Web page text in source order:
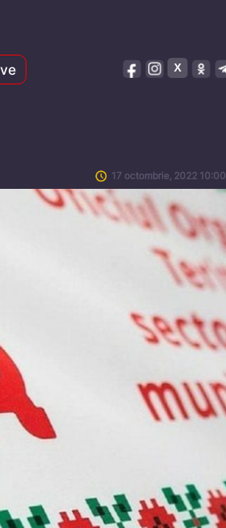
17 octombrie, 2022 10:00